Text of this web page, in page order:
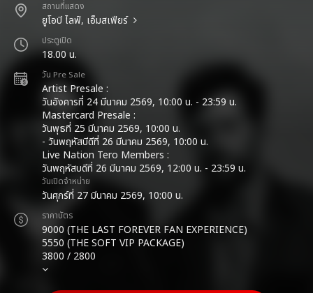
สถานที่แสดง
ยูโอบี ไลฟ์, เอ็มสเฟียร์
ประตูเปิด
18.00 น.
วัน Pre Sale
Artist Presale :
วันอังคารที่ 24 มีนาคม 2569, 10:00 น. - 23:59 น.
Mastercard Presale :
วันพุธที่ 25 มีนาคม 2569, 10:00 น.
- วันพฤหัสบีดีที่ 26 มีนาคม 2569, 10:00 น.
Live Nation Tero Members :
วันพฤหัสบดีที่ 26 มีนาคม 2569, 12:00 น. - 23:59 น.
วันเปิดจำหน่าย
วันศุกร์ที่ 27 มีนาคม 2569, 10:00 น.
ราคาบัตร
9000 (THE LAST FOREVER FAN EXPERIENCE)
5550 (THE SOFT VIP PACKAGE)
3800 / 2800